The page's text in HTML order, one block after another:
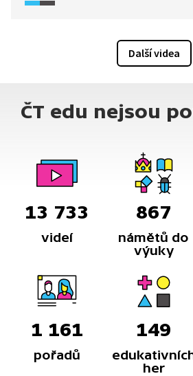
Další videa
ČT edu nejsou
13 733
videí
867
námětů do
výuky
1 161
pořadů
149
her